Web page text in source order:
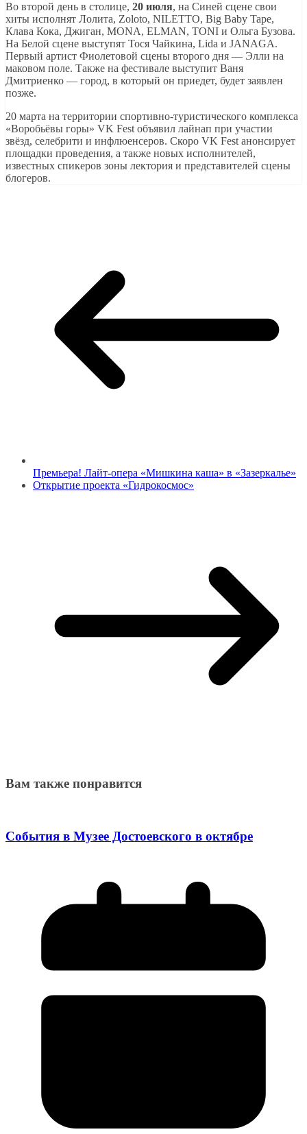
Во второй день в столице, 20 июля, на Синей сцене свои
хиты исполнят Лолита, Zoloto, NILETTO, Big Baby Tape,
Клава Кока, Джиган, MONA, ELMAN, TONI и Ольга Бузова.
На Белой сцене выступят Тося Чайкина, Lida и JANAGA.
Первый артист Фиолетовой сцены второго дня — Элли на
маковом поле. Также на фестивале выступит Ваня
Дмитриенко — город, в который он приедет, будет заявлен
позже.
20 марта на территории спортивно-туристического комплекса
«Воробьёвы горы» VK Fest объявил лайнап при участии
звёзд, селебрити и инфлюенсеров. Скоро VK Fest анонсирует
площадки проведения, а также новых исполнителей,
известных спикеров зоны лектория и представителей сцены
блогеров.
Премьера! Лайт-опера «Мишкина каша» в «Зазеркалье»
Открытие проекта «Гидрокосмос»
Вам также понравится
События в Музее Достоевского в октябре